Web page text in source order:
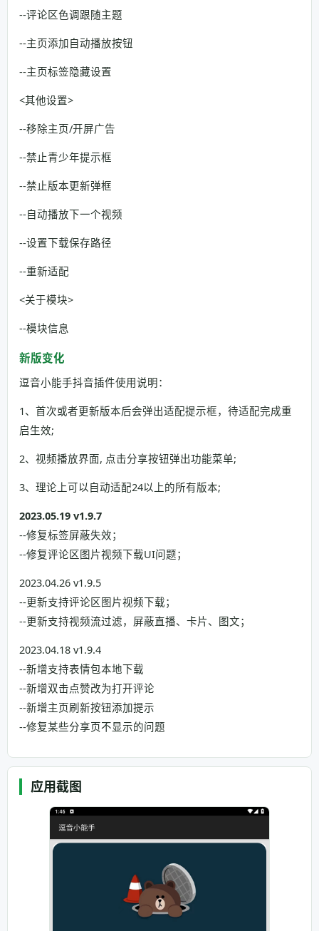
--评论区色调跟随主题
--主页添加自动播放按钮
--主页标签隐藏设置
<其他设置>
--移除主页/开屏广告
--禁止青少年提示框
--禁止版本更新弹框
--自动播放下一个视频
--设置下载保存路径
--重新适配
<关于模块>
--模块信息
新版变化
逗音小能手抖音插件使用说明：
1、首次或者更新版本后会弹出适配提示框，待适配完成重
启生效;
2、视频播放界面, 点击分享按钮弹出功能菜单;
3、理论上可以自动适配24以上的所有版本;
2023.05.19 v1.9.7
--修复标签屏蔽失效；
--修复评论区图片视频下载UI问题；
2023.04.26 v1.9.5
--更新支持评论区图片视频下载；
--更新支持视频流过滤，屏蔽直播、卡片、图文；
2023.04.18 v1.9.4
--新增支持表情包本地下载
--新增双击点赞改为打开评论
--新增主页刷新按钮添加提示
--修复某些分享页不显示的问题
应用截图